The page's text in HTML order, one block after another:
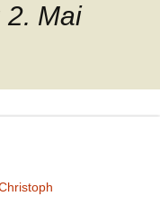
2. Mai